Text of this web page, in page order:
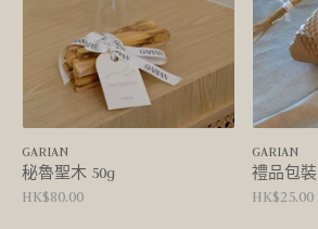
GARIAN
秘魯聖木 50g
HK$80.00
GARIAN
禮品包裝
HK$25.00